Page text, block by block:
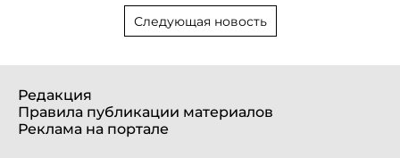
Следующая новость
Редакция
Правила публикации материалов
Реклама на портале